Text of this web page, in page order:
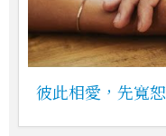
彼此相愛，先寬恕